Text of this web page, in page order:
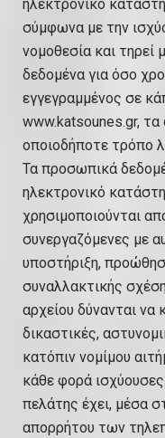
ηλεκτρονικό
σύμφωνα με την
νομοθεσία και
δεδομένα για όσο
εγγεγραμμένος σε
www.katsounes.gr, τα
οποιοδήποτε τρόπο
Τα προσωπικά
ηλεκτρονικό
χρησιμοποιούνται
συνεργαζόμενες με
υποστήριξη,
συναλλακτικής
αρχείου δύνανται να
δικαστικές,
κατόπιν νομίμου
κάθε φορά
πελάτης έχει, μέσα
απορρήτου των